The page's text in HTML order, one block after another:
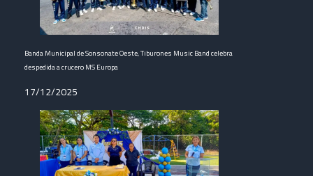
Banda Municipal de Sonsonate Oeste, Tiburones Music Band celebra
despedida a crucero MS Europa
17/12/2025